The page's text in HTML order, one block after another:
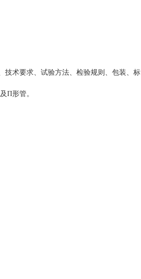
技术要求、试验方法、检验规则、包装、标
Π形管。